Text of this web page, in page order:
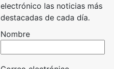
electrónico las noticias más
destacadas de cada día.
Nombre